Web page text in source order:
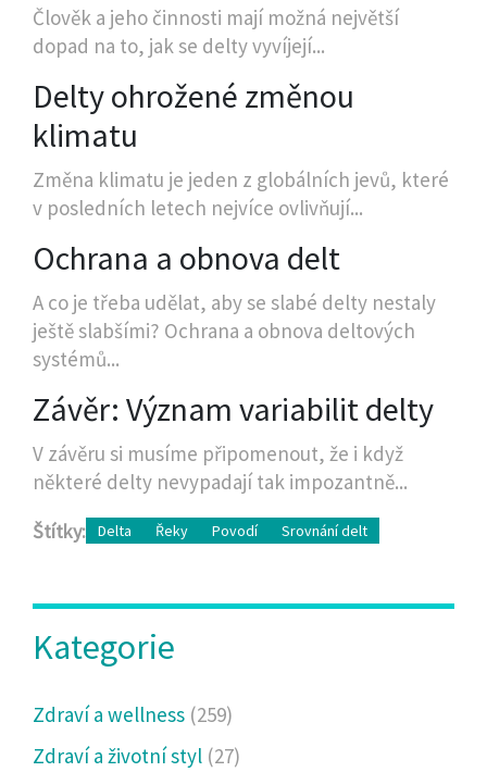
Člověk a jeho činnosti mají možná největší
dopad na to, jak se delty vyvíjejí...
Delty ohrožené změnou
klimatu
Změna klimatu je jeden z globálních jevů, které
v posledních letech nejvíce ovlivňují...
Ochrana a obnova delt
A co je třeba udělat, aby se slabé delty nestaly
ještě slabšími? Ochrana a obnova deltových
systémů...
Závěr: Význam variabilit delty
V závěru si musíme připomenout, že i když
některé delty nevypadají tak impozantně...
Štítky: Delta Řeky Povodí Srovnání delt
Kategorie
Zdraví a wellness (259)
Zdraví a životní styl (27)